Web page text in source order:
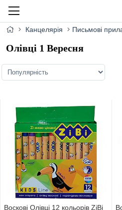
Канцелярія Письмові
Олівці 1 Вересня
Воскові Олівці 12 кольорів ZiBi